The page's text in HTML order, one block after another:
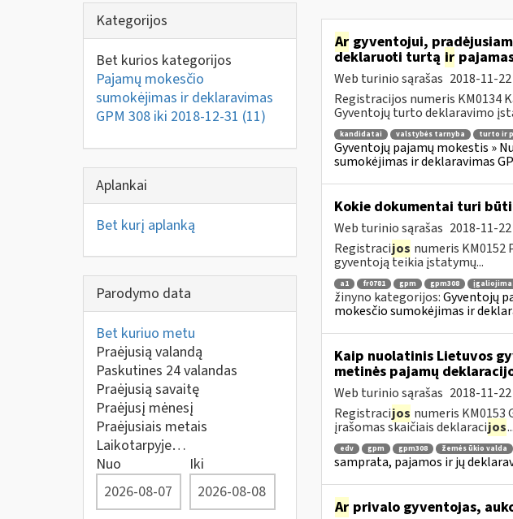
Kategorijos
Bet kurios kategorijos
Pajamų mokesčio
sumokėjimas ir deklaravimas
GPM 308 iki 2018-12-31 (11)
Aplankai
Bet kurį aplanką
Parodymo data
Bet kuriuo metu
Praėjusią valandą
Paskutines 24 valandas
Praėjusią savaitę
Praėjusį mėnesį
Praėjusiais metais
Laikotarpyje…
Nuo
Iki
Argyventojui, pradėjusiam
deklaruoti turtą ir
Web turinio sąrašas 2018-11-22
Registracijos numeris KM0134
Gyventojų turto deklaravimo
kandidatai valstybės tarnyba turto ir
Gyventojų pajamų mokestis »
sumokėjimas ir deklaravimas
Kokie dokumentai turi
Web turinio sąrašas 2018-11-22
Registracijos numeris KM0152
gyventoją teikia įstatymų...
a1 fr0781 gpm gpm308
žinyno kategorijos:Gyventojų
mokesčio sumokėjimas ir
Kaip nuolatinis Lietuvos
metinės pajamų
Web turinio sąrašas 2018-11-22
Registracijos numeris
įrašomas skaičiais deklaracijos...
edv gpm gpm308 žemės ūkio valda
samprata, pajamos ir jų
Arprivalo gyventojas,